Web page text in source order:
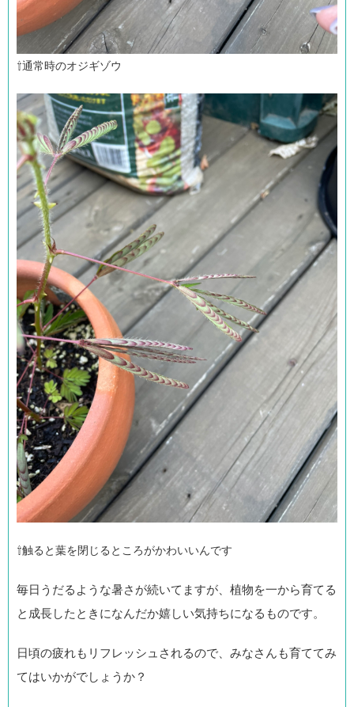
⇧通常時のオジギゾウ
⇧触ると葉を閉じるところがかわいいんです
毎日うだるような暑さが続いてますが、植物を一から育てる
と成長したときになんだか嬉しい気持ちになるものです。
日頃の疲れもリフレッシュされるので、みなさんも育ててみ
てはいかがでしょうか？